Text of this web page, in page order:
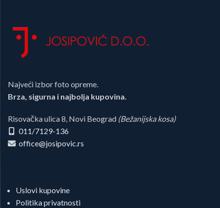
Najveći izbor foto opreme.
Brza, sigurna i najbolja kupovina.
Risovačka ulica 8, Novi Beograd (Bežanijska kosa)
011/7129-136
office@josipovic.rs
Uslovi kupovine
Politika privatnosti